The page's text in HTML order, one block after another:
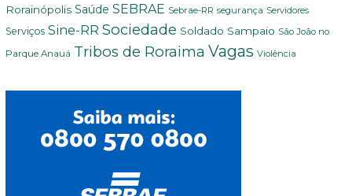
Rorainópolis Saúde SEBRAE Sebrae-RR segurança Servidores
Serviços Sine-RR Sociedade Soldado Sampaio São João no
Parque Anauá Tribos de Roraima Vagas Violência